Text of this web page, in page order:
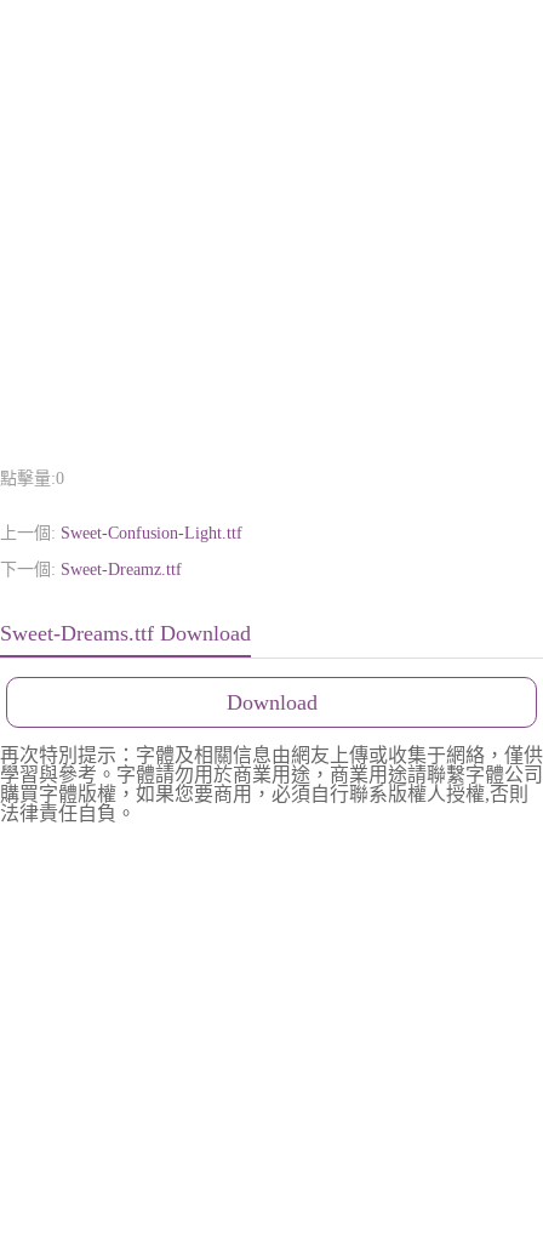
點擊量:0
上一個: Sweet-Confusion-Light.ttf
下一個: Sweet-Dreamz.ttf
Sweet-Dreams.ttf Download
Download
再次特別提示：字體及相關信息由網友上傳或收集于網絡，僅供
學習與參考。字體請勿用於商業用途，商業用途請聯繫字體公司
購買字體版權，如果您要商用，必須自行聯系版權人授權,否則
法律責任自負。